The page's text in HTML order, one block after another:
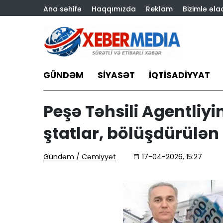
Ana səhifə Haqqımızda Reklam Bizimlə
GÜNDƏM SIYASƏT İQTISADIYYAT
Peşə Təhsili
ştatlar, bölüşdürülən
Gündəm / Cəmiyyət 17-04-2026, 15:27
“Diamed Hospital”
Mənfəət azalır